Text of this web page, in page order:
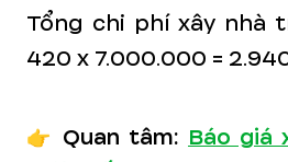
Tổng chi phí xây nhà
420 x 7.000.000 =
👉 Quan tâm: Báo giá